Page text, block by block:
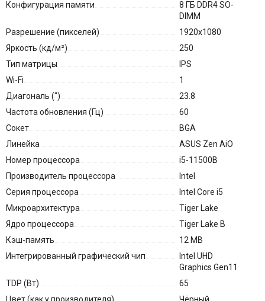
Конфигурация памяти
8 ГБ DDR4 SO-
DIMM
Разрешение (пикселей)
1920x1080
Яркость (кд/м²)
250
Тип матрицы
IPS
Wi-Fi
1
Диагональ (″)
23.8
Частота обновления (Гц)
60
Сокет
BGA
Линейка
ASUS Zen AiO
Номер процессора
i5-11500B
Производитель процессора
Intel
Серия процессора
Intel Core i5
Микроархитектура
Tiger Lake
Ядро процессора
Tiger Lake B
Кэш-память
12 MB
Интегрированный графический чип
Intel UHD
Graphics Gen11
TDP (Вт)
65